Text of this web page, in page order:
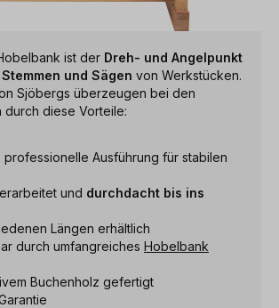
ist der Dreh- und Angelpunkt
und Sägen von Werkstücken.
Sjöbergs überzeugen bei den
durch diese Vorteile:
professionelle Ausführung für stabilen
und durchdacht bis ins
Längen erhältlich
durch umfangreiches Hobelbank
Buchenholz gefertigt